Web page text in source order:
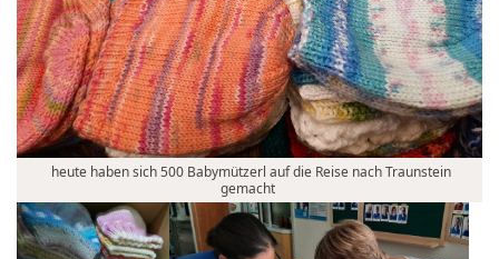
heute haben sich 500 Babymützerl auf die Reise nach Traunstein
gemacht